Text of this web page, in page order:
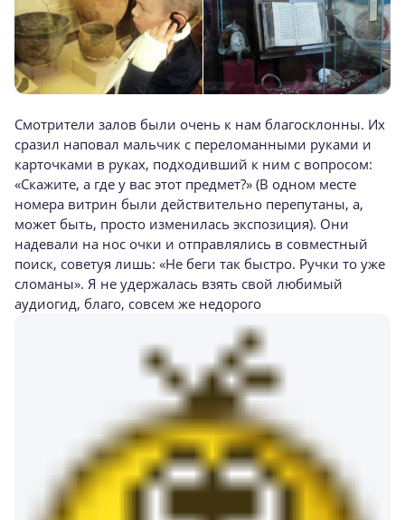
Смотрители залов были очень к нам благосклонны. Их
сразил наповал мальчик с переломанными руками и
карточками в руках, подходивший к ним с вопросом:
«Скажите, а где у вас этот предмет?» (В одном месте
номера витрин были действительно перепутаны, а,
может быть, просто изменилась экспозиция). Они
надевали на нос очки и отправлялись в совместный
поиск, советуя лишь: «Не беги так быстро. Ручки то уже
сломаны». Я не удержалась взять свой любимый
аудиогид, благо, совсем же недорого